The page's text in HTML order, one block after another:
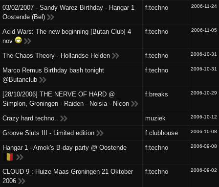
03/02/2007 - Sandy Warez Birthday - Hangar 1
Oostende (Bel)
f:techno 2006-11-24
Acid Wars: The new beginning [Butan Club] 4
nov
f:techno 2006-11-05
The Chaos Theory · Hollandse Helden f:techno 2006-10-31
Marco Remus Birthday bash tonight
@Butanclub
f:techno 2006-10-31
[28/10/2006] THE NERVE OF HARD @
Simplon, Groningen - Raiden - Noisia - Nicon
f:breaks 2006-10-29
Crazy hard techno.. muziek 2006-10-12
Groove Sluts III - Limited edition f:clubhouse 2006-10-08
Hangar 1 - Amok's B-day party @ Oostende
🇧🇪
f:techno 2006-09-08
CLOUD 9 : Huize Maas Groningen 21 Oktober
2006
f:techno 2006-09-02